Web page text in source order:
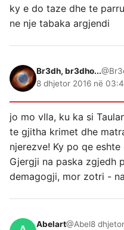
ky e do taze dhe te
ne nje tabaka argjendi
Br3dh, br3dho...
8 dhjetor 2016 në
jo mo vlla, ku ka si
te gjitha krimet dhe
njerezve! Ky po qe eshte
Gjergji na paska zgjedh
demagogji, mor zotri -
Abelart@Abel8